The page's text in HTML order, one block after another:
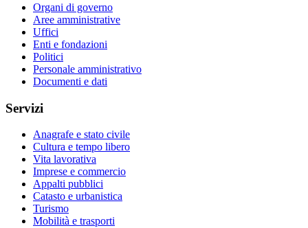
Organi di governo
Aree amministrative
Uffici
Enti e fondazioni
Politici
Personale amministrativo
Documenti e dati
Servizi
Anagrafe e stato civile
Cultura e tempo libero
Vita lavorativa
Imprese e commercio
Appalti pubblici
Catasto e urbanistica
Turismo
Mobilità e trasporti